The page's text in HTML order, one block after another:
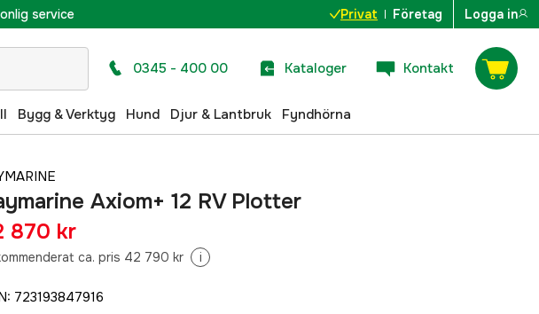
service Privat Företag Logga in
0345 - 400 00 Kataloger Kontakt
Bygg & Verktyg Hund Djur & Lantbruk Fyndhörna
Axiom+ 12 RV Plotter
870 kr
ca. pris 42 790 kr i
: 723193847916